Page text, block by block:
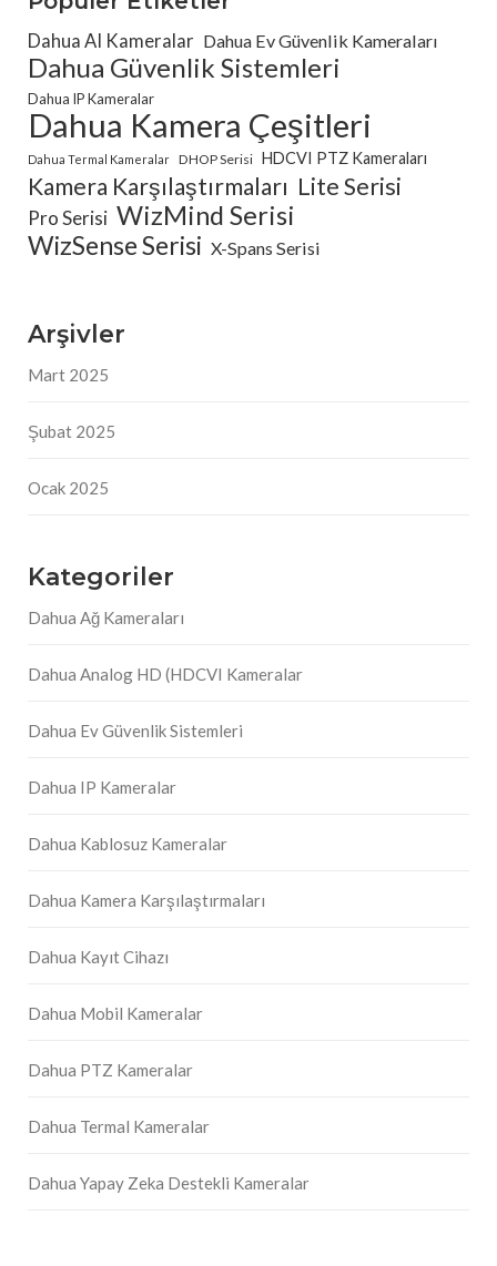
Dahua AI Kameralar Dahua Ev Güvenlik Kameraları
Dahua Güvenlik Sistemleri
Dahua IP Kameralar
Dahua Kamera Çeşitleri
Dahua Termal Kameralar DHOP Serisi HDCVI PTZ Kameraları
Kamera Karşılaştırmaları Lite Serisi
Pro Serisi WizMind Serisi
WizSense Serisi X-Spans Serisi
Arşivler
Mart 2025
Şubat 2025
Ocak 2025
Kategoriler
Dahua Ağ Kameraları
Dahua Analog HD (HDCVI Kameralar
Dahua Ev Güvenlik Sistemleri
Dahua IP Kameralar
Dahua Kablosuz Kameralar
Dahua Kamera Karşılaştırmaları
Dahua Kayıt Cihazı
Dahua Mobil Kameralar
Dahua PTZ Kameralar
Dahua Termal Kameralar
Dahua Yapay Zeka Destekli Kameralar